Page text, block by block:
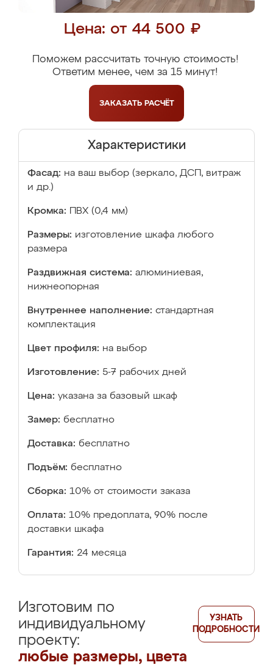
Цена: от 44 500 ₽
Поможем рассчитать точную стоимость!
Ответим менее, чем за 15 минут!
ЗАКАЗАТЬ РАСЧЁТ
Характеристики
Фасад: на ваш выбор (зеркало, ДСП, витраж
и др.)
Кромка: ПВХ (0,4 мм)
Размеры: изготовление шкафа любого
размера
Раздвижная система: алюминиевая,
нижнеопорная
Внутреннее наполнение: стандартная
комплектация
Цвет профиля: на выбор
Изготовление: 5-7 рабочих дней
Цена: указана за базовый шкаф
Замер: бесплатно
Доставка: бесплатно
Подъём: бесплатно
Сборка: 10% от стоимости заказа
Оплата: 10% предоплата, 90% после
доставки шкафа
Гарантия: 24 месяца
Изготовим по
индивидуальному
проекту:
любые размеры, цвета
УЗНАТЬ
ПОДРОБНОСТИ